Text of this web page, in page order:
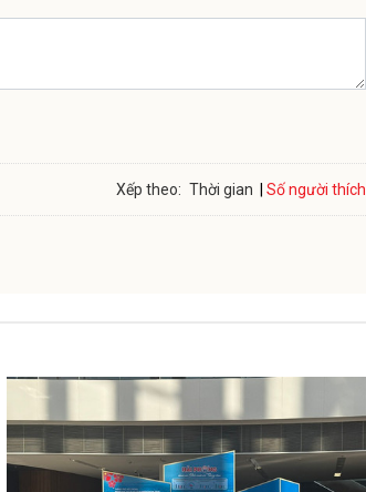
Xếp theo: Thời gian Số người thích